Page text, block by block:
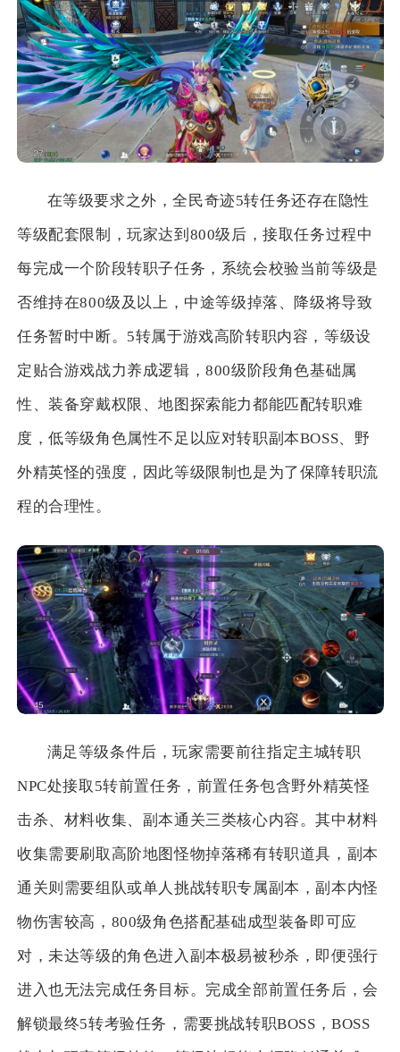
在等级要求之外，全民奇迹5转任务还存在隐性
等级配套限制，玩家达到800级后，接取任务过程中
每完成一个阶段转职子任务，系统会校验当前等级是
否维持在800级及以上，中途等级掉落、降级将导致
任务暂时中断。5转属于游戏高阶转职内容，等级设
定贴合游戏战力养成逻辑，800级阶段角色基础属
性、装备穿戴权限、地图探索能力都能匹配转职难
度，低等级角色属性不足以应对转职副本BOSS、野
外精英怪的强度，因此等级限制也是为了保障转职流
程的合理性。
满足等级条件后，玩家需要前往指定主城转职
NPC处接取5转前置任务，前置任务包含野外精英怪
击杀、材料收集、副本通关三类核心内容。其中材料
收集需要刷取高阶地图怪物掉落稀有转职道具，副本
通关则需要组队或单人挑战转职专属副本，副本内怪
物伤害较高，800级角色搭配基础成型装备即可应
对，未达等级的角色进入副本极易被秒杀，即便强行
进入也无法完成任务目标。完成全部前置任务后，会
解锁最终5转考验任务，需要挑战转职BOSS，BOSS